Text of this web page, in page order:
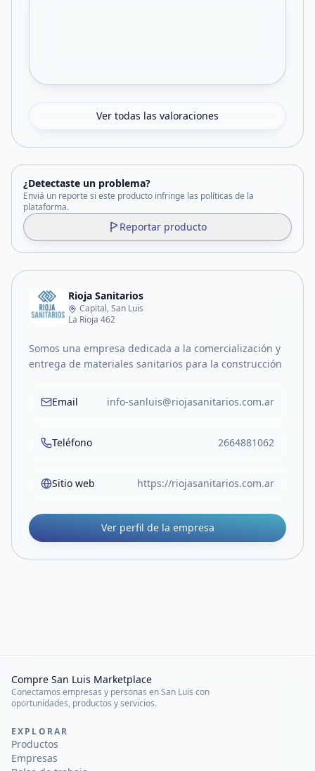
Ver todas las valoraciones
¿Detectaste un problema?
Enviá un reporte si este producto infringe las políticas de la
plataforma.
Reportar producto
Rioja Sanitarios
Capital, San Luis
La Rioja 462
Somos una empresa dedicada a la comercialización y
entrega de materiales sanitarios para la construcción
Email info-sanluis@riojasanitarios.com.ar
Teléfono 2664881062
Sitio web https://riojasanitarios.com.ar
Ver perfil de la empresa
Compre San Luis Marketplace
Conectamos empresas y personas en San Luis con
oportunidades, productos y servicios.
EXPLORAR
Productos
Empresas